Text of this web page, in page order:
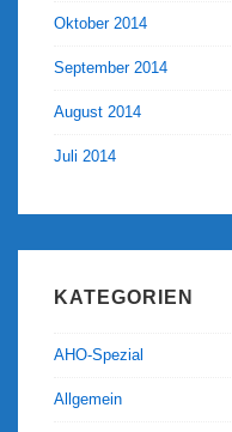
Oktober 2014
September 2014
August 2014
Juli 2014
KATEGORIEN
AHO-Spezial
Allgemein